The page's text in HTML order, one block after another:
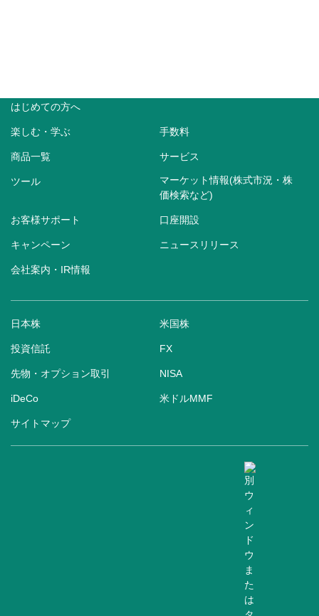
はじめての方へ
楽しむ・学ぶ 手数料
商品一覧 サービス
ツール
マーケット情報(株式市況・株
価検索など)
お客様サポート 口座開設
キャンペーン ニュースリリース
会社案内・IR情報
日本株 米国株
投資信託 FX
先物・オプション取引 NISA
iDeCo 米ドルMMF
サイトマップ